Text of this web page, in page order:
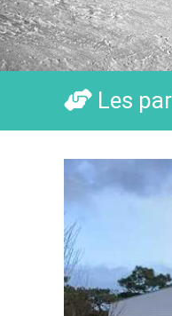
Les